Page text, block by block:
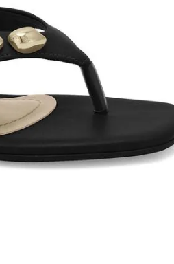
tênis branco
mocassim
º tênis preto